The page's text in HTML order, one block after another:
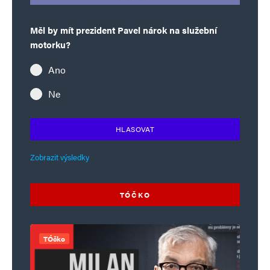
Informujte mě o nových příspěvcích e-mailem.
Měl by mít prezident Pavel nárok na služební
motorku?
Ano
Ne
HLASOVAT
Zobrazit výsledky
TÓČKO
TÓčko